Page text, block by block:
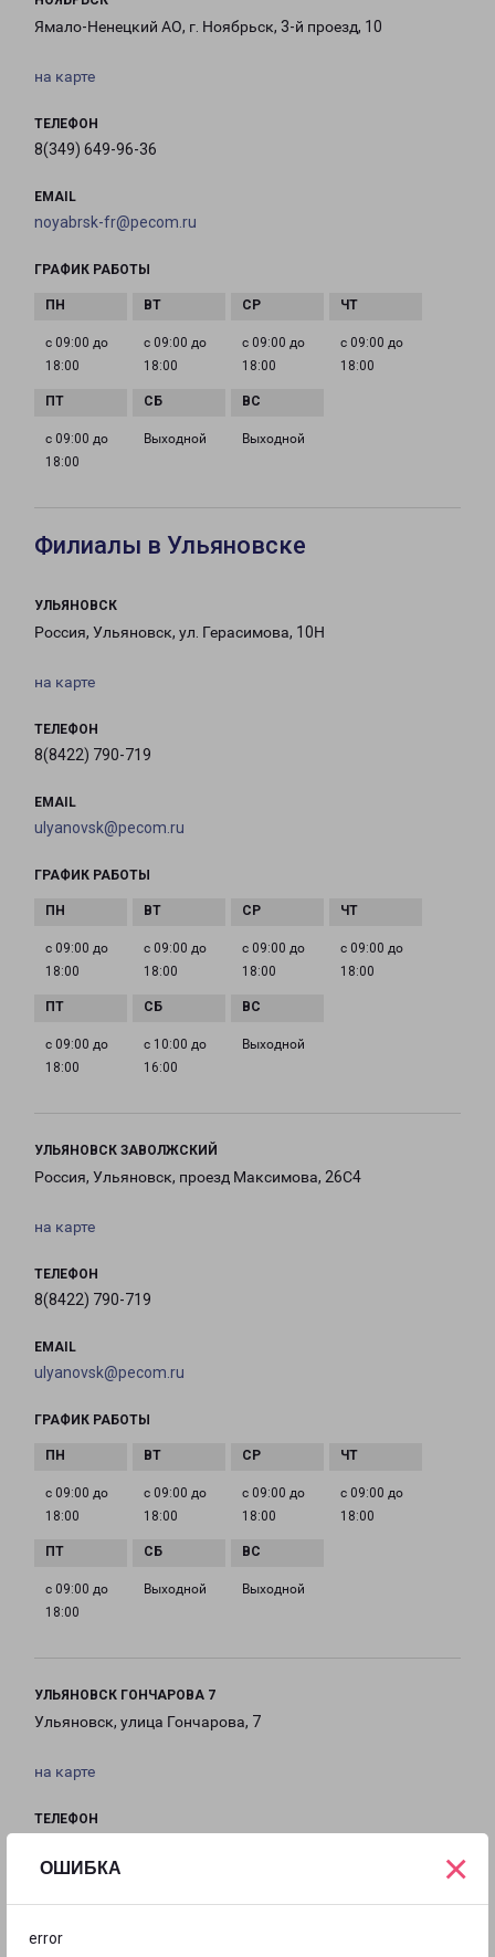
ОШИБКА
error
×
Ямало-Ненецкий АО, г. Ноябрьск, 3-й проезд, 10
на карте
ТЕЛЕФОН
8(349) 649-96-36
EMAIL
noyabrsk-fr@pecom.ru
ГРАФИК РАБОТЫ
с 09:00 до
18:00
с 09:00 до
18:00
с 09:00 до
18:00
с 09:00 до
18:00
с 09:00 до
18:00
Выходной Выходной
Филиалы в Ульяновске
УЛЬЯНОВСК
Россия, Ульяновск, ул. Герасимова, 10Н
на карте
ТЕЛЕФОН
8(8422) 790-719
EMAIL
ulyanovsk@pecom.ru
ГРАФИК РАБОТЫ
с 09:00 до
18:00
с 09:00 до
18:00
с 09:00 до
18:00
с 09:00 до
18:00
с 09:00 до
18:00
с 10:00 до
16:00
Выходной
УЛЬЯНОВСК ЗАВОЛЖСКИЙ
Россия, Ульяновск, проезд Максимова, 26С4
на карте
ТЕЛЕФОН
8(8422) 790-719
EMAIL
ulyanovsk@pecom.ru
ГРАФИК РАБОТЫ
с 09:00 до
18:00
с 09:00 до
18:00
с 09:00 до
18:00
с 09:00 до
18:00
с 09:00 до
18:00
Выходной Выходной
УЛЬЯНОВСК ГОНЧАРОВА 7
Ульяновск, улица Гончарова, 7
на карте
ТЕЛЕФОН